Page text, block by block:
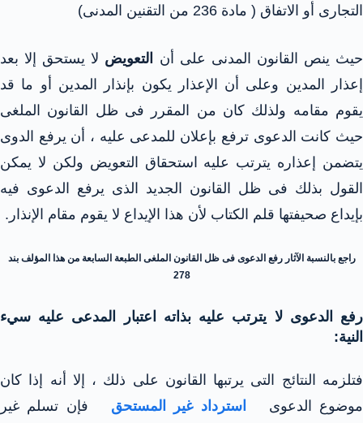
التجارى أو الاتفاق ( مادة 236 من التقنين المدنى)
حيث ينص القانون المدنى على أن التعويض لا يستحق إلا بعد
إعذار المدين وعلى أن الإعذار يكون بإنذار المدين أو ما قد
يقوم مقامه ولذلك كان من المقرر فى ظل القانون الملغى
حيث كانت الدعوى ترفع بإعلان للمدعى عليه ، أن يرفع الدوى
يتضمن إعذاره يترتب عليه استحقاق التعويض ولكن لا يمكن
القول بذلك فى ظل القانون الجديد الذى يرفع الدعوى فيه
بإيداع صحيفتها قلم الكتاب لأن هذا الإيداع لا يقوم مقام الإنذار.
راجع بالنسبة الآثار رفع الدعوى فى ظل القانون الملغى الطبعة السابعة من هذا المؤلف بند
278
رفع الدعوى لا يترتب عليه بذاته اعتبار المدعى عليه سيء
النية:
فتلزمه النتائج التى يرتبها القانون على ذلك ، إلا أنه إذا كان
موضوع الدعوى
استرداد غير المستحق
فإن تسلم غير